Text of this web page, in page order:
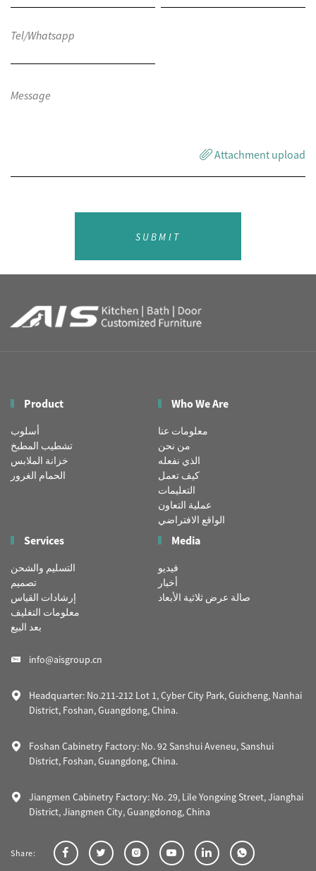
Attachment upload
SUBMIT
Product
أسلوب
تشطيب المطبخ
خزانة الملابس
الحمام الغرور
Who We Are
معلومات عنا
من نحن
الذي نفعله
كيف تعمل
التعليمات
عملية التعاون
الواقع الافتراضي
Services
التسليم والشحن
تصميم
إرشادات القياس
معلومات التغليف
بعد البيع
Media
فيديو
أخبار
صالة عرض ثلاثية الأبعاد
info@aisgroup.cn
Headquarter: No.211-212 Lot 1, Cyber City Park, Guicheng, Nanhai
District, Foshan, Guangdong, China.
Foshan Cabinetry Factory: No. 92 Sanshui Aveneu, Sanshui
District, Foshan, Guangdong, China.
Jiangmen Cabinetry Factory: No. 29, Lile Yongxing Street, Jianghai
District, Jiangmen City, Guangdonog, China
Share: